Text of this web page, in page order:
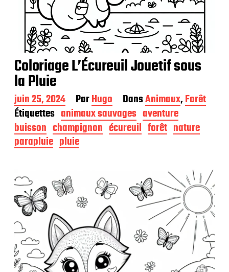
Coloriage L’Écureuil Jouetif sous
la Pluie
D
a
t
e
d
e
b
l
i
c
a
t
i
o
n
juin 25, 2024 ParHugo DansAnimaux,Forêt
Étiquettes animaux sauvages aventure
buisson champignon écureuil forêt nature
parapluie pluie